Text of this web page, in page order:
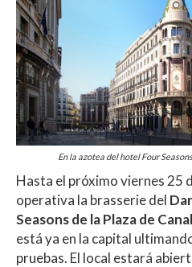
En la azotea del hotel Four
Hasta el próximo viernes 25
operativa la brasserie del
Seasons de la Plaza de
está ya en la capital
pruebas. El local estará